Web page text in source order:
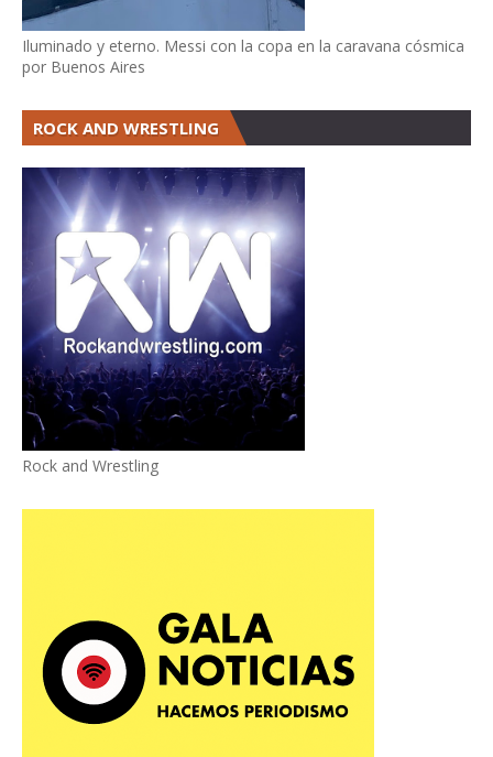
Iluminado y eterno. Messi con la copa en la caravana cósmica
por Buenos Aires
ROCK AND WRESTLING
Rock and Wrestling